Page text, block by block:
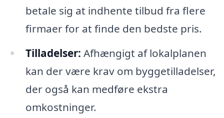
betale sig at indhente tilbud fra flere
firmaer for at finde den bedste pris.
Tilladelser: Afhængigt af lokalplanen
kan der være krav om byggetilladelser,
der også kan medføre ekstra
omkostninger.